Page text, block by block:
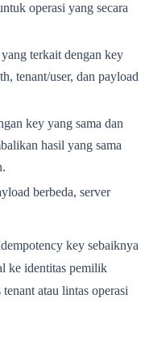
operasi yang secara
terkait dengan key
tenant/user, dan payload
key yang sama dan
hasil yang sama
berbeda, server
key sebaiknya
ke identitas pemilik
atau lintas operasi